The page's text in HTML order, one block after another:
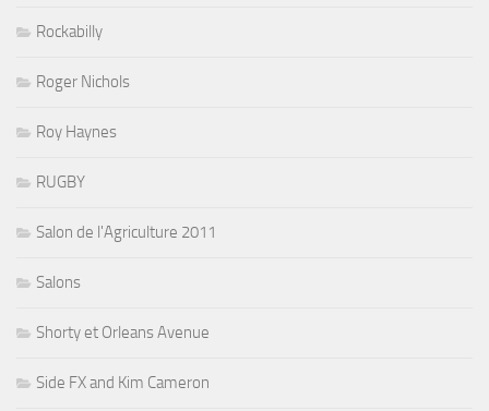
Rockabilly
Roger Nichols
Roy Haynes
RUGBY
Salon de l'Agriculture 2011
Salons
Shorty et Orleans Avenue
Side FX and Kim Cameron